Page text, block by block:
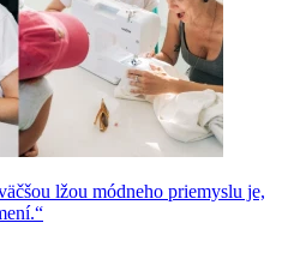
lžou módneho priemyslu je,